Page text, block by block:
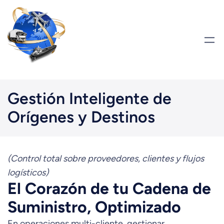
Saltar
contenido
Gestión Inteligente de
Orígenes y Destinos
(Control total sobre proveedores, clientes y flujos
logísticos)
El Corazón de tu Cadena de
Suministro, Optimizado